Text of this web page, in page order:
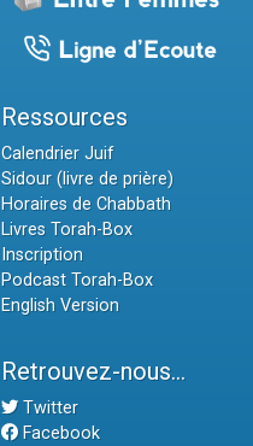
Ressources
Calendrier Juif
Sidour (livre de prière)
Horaires de Chabbath
Livres Torah-Box
Inscription
Podcast Torah-Box
English Version
Retrouvez-nous...
Twitter
Facebook